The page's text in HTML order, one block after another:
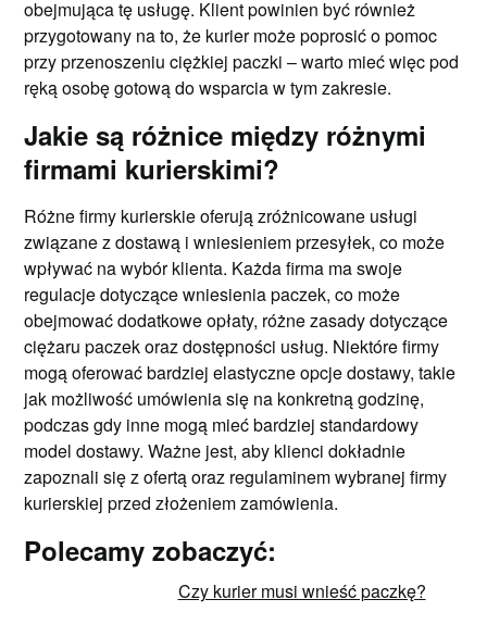
obejmująca tę usługę. Klient powinien być również
przygotowany na to, że kurier może poprosić o pomoc
przy przenoszeniu ciężkiej paczki – warto mieć więc pod
ręką osobę gotową do wsparcia w tym zakresie.
Jakie są różnice między różnymi
firmami kurierskimi?
Różne firmy kurierskie oferują zróżnicowane usługi
związane z dostawą i wniesieniem przesyłek, co może
wpływać na wybór klienta. Każda firma ma swoje
regulacje dotyczące wniesienia paczek, co może
obejmować dodatkowe opłaty, różne zasady dotyczące
ciężaru paczek oraz dostępności usług. Niektóre firmy
mogą oferować bardziej elastyczne opcje dostawy, takie
jak możliwość umówienia się na konkretną godzinę,
podczas gdy inne mogą mieć bardziej standardowy
model dostawy. Ważne jest, aby klienci dokładnie
zapoznali się z ofertą oraz regulaminem wybranej firmy
kurierskiej przed złożeniem zamówienia.
Polecamy zobaczyć:
Czy kurier musi wnieść paczkę?